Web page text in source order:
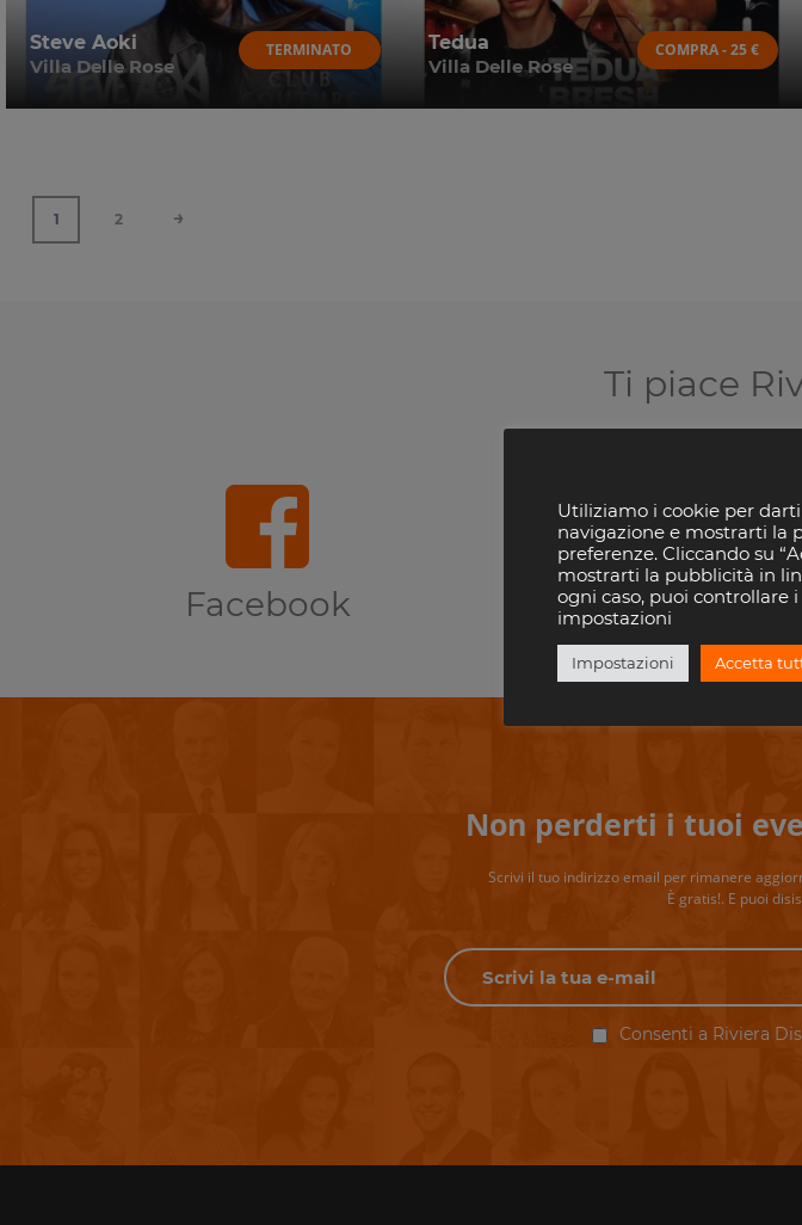
Steve Aoki
Villa Delle Rose
TERMINATO
Tedua
Villa Delle Rose
COMPRA - 25 €
1 2 →
Ti piace
Facebook
Non perderti i tuoi
Scrivi il tuo indirizzo email per rimanere
È gratis!. E puoi
Consenti a Riviera
Utiliziamo i cookie per
navigazione e mostrarti la
preferenze. Cliccando su
mostrarti la pubblicità in
ogni caso, puoi controllare
impostazioni
Impostazioni Accetta